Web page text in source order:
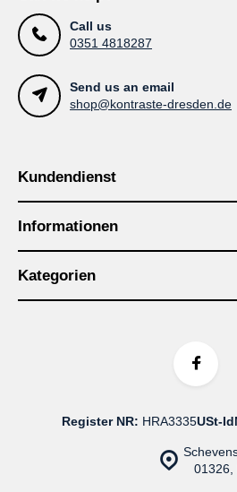
Call us
0351 4818287
Send us an email
shop@kontraste-dresden.de
Kundendienst
Informationen
Kategorien
01326,
Register NR: HRA3335USt-